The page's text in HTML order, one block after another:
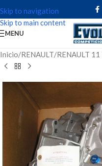
Skip to navigation
Skip to main content
MENU
Inicio RENAULT RENAULT 11